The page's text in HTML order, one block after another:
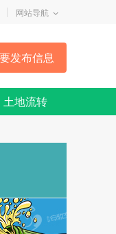
网站导航
发布信息
土地流转